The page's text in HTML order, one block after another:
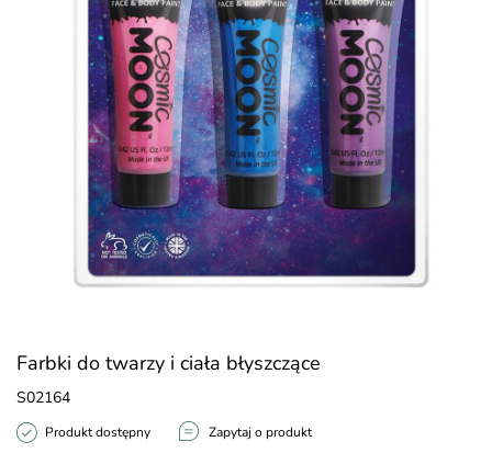
Farbki do twarzy i ciała błyszczące
S02164
Produkt dostępny Zapytaj o produkt